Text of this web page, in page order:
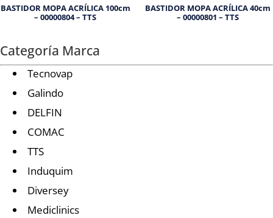
BASTIDOR MOPA ACRÍLICA 100cm
– 00000804 – TTS
BASTIDOR MOPA ACRÍLICA 40cm
– 00000801 – TTS
Categoría Marca
Tecnovap
Galindo
DELFIN
COMAC
TTS
Induquim
Diversey
Mediclinics